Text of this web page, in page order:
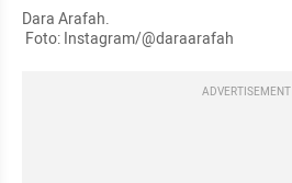
Dara Arafah.
Foto: Instagram/@daraarafah
ADVERTISEMENT